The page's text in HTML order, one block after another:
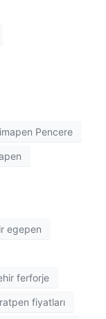
Pencere
egepen
ferforje
fiyatları